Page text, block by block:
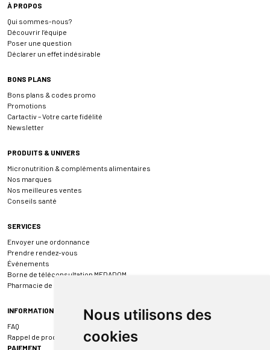
Nous utilisons des
cookies
À PROPOS
Qui sommes-nous?
Découvrir l’équipe
Poser une question
Déclarer un effet indésirable
BONS PLANS
Bons plans & codes promo
Promotions
Cartactiv – Votre carte fidélité
Newsletter
PRODUITS & UNIVERS
Micronutrition & compléments alimentaires
Nos marques
Nos meilleures ventes
Conseils santé
SERVICES
Envoyer une ordonnance
Prendre rendez-vous
Événements
Borne de téléconsultation MEDADOM
Pharmacie de garde
INFORMATIONS
FAQ
Rappel de produit
PAIEMENT